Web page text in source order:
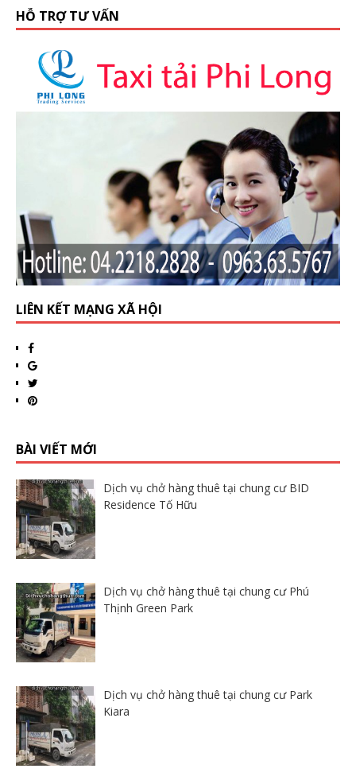
HỖ TRỢ TƯ VẤN
LIÊN KẾT MẠNG XÃ HỘI
BÀI VIẾT MỚI
Dịch vụ chở hàng thuê tại chung cư BID
Residence Tố Hữu
Dịch vụ chở hàng thuê tại chung cư Phú
Thịnh Green Park
Dịch vụ chở hàng thuê tại chung cư Park
Kiara